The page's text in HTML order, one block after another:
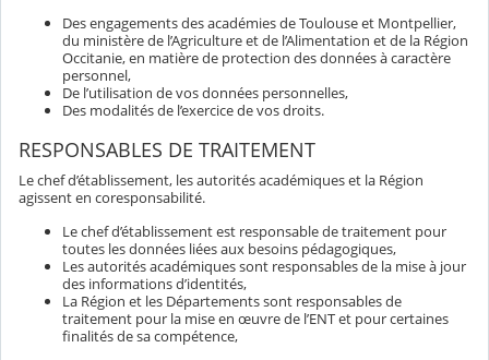
Des engagements des académies de Toulouse et Montpellier,
du ministère de l’Agriculture et de l’Alimentation et de la Région
Occitanie, en matière de protection des données à caractère
personnel,
De l’utilisation de vos données personnelles,
Des modalités de l’exercice de vos droits.
RESPONSABLES DE TRAITEMENT
Le chef d’établissement, les autorités académiques et la Région
agissent en coresponsabilité.
Le chef d’établissement est responsable de traitement pour
toutes les données liées aux besoins pédagogiques,
Les autorités académiques sont responsables de la mise à jour
des informations d’identités,
La Région et les Départements sont responsables de
traitement pour la mise en œuvre de l’ENT et pour certaines
finalités de sa compétence,